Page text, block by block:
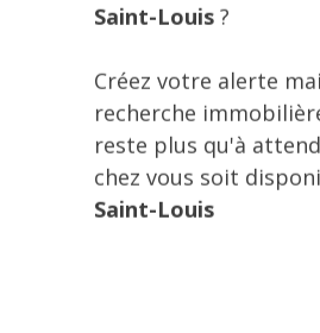
Saint-Louis ?
Créez votre alerte
recherche
reste plus qu'à
chez vous soit
Saint-Louis